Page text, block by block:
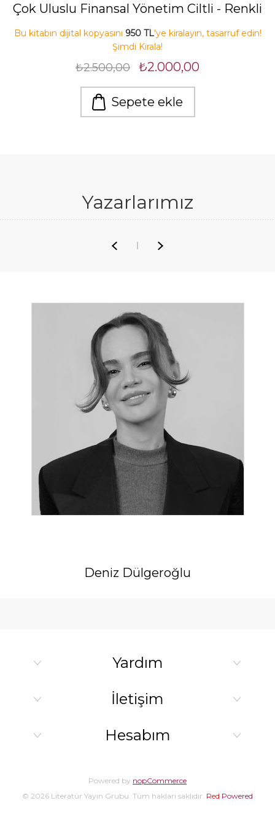
Çok Uluslu Finansal Yönetim Ciltli - Renkli
Bu kitabın dijital kopyasını 950 TL'ye kiralayın, tasarruf edin!
Şimdi Kirala!
₺2.500,00 ₺2.000,00
Sepete ekle
Yazarlarımız
Deniz Dülgeroğlu
Yardım
İletişim
Hesabım
Powered by nopCommerce
© 2026 Literatür Yayın Grubu. Tüm hakları saklıdır. Red Powered